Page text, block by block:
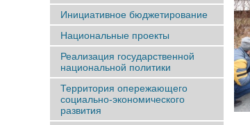
Инициативное бюджетирование
Национальные проекты
Реализация государственной
национальной политики
Территория опережающего
социально-экономического
развития